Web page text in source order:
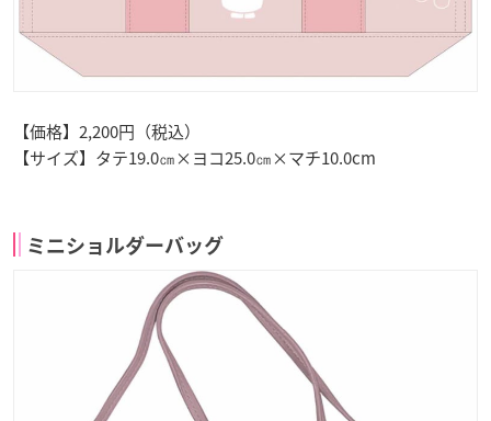
【価格】2,200円（税込）
【サイズ】タテ19.0㎝×ヨコ25.0㎝×マチ10.0cm
ミニショルダーバッグ